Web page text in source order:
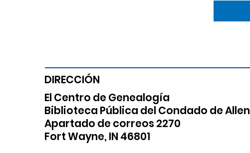
DIRECCIÓN
El Centro de Genealogía
Biblioteca Pública del Condado de Allen
Apartado de correos 2270
Fort Wayne, IN 46801